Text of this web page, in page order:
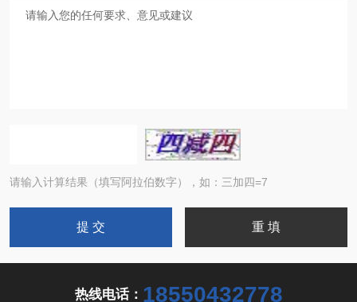
请输入计算结果（填写阿拉伯数字），如：三加四=7
热线电话： 18550432778